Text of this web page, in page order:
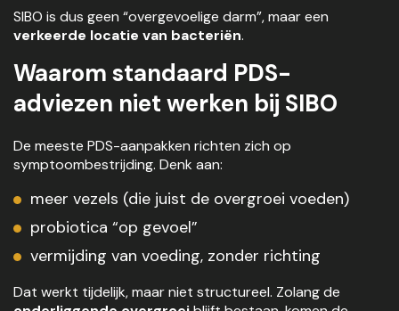
SIBO is dus geen “overgevoelige darm”, maar een
verkeerde locatie van bacteriën.
Waarom standaard PDS-
adviezen niet werken bij SIBO
De meeste PDS-aanpakken richten zich op
symptoombestrijding. Denk aan:
meer vezels (die juist de overgroei voeden)
probiotica “op gevoel”
vermijding van voeding, zonder richting
Dat werkt tijdelijk, maar niet structureel. Zolang de